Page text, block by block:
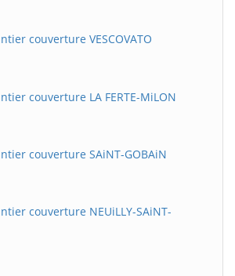
couverture VESCOVATO
couverture LA FERTE-MiLON
couverture SAiNT-GOBAiN
couverture NEUiLLY-SAiNT-